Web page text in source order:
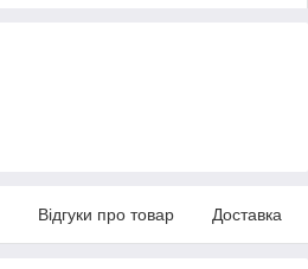
Відгуки про товар Доставка